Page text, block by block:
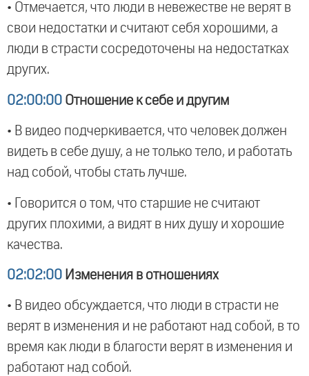
• Отмечается, что люди в невежестве не верят в
свои недостатки и считают себя хорошими, а
люди в страсти сосредоточены на недостатках
других.
02:00:00 Отношение к себе и другим
• В видео подчеркивается, что человек должен
видеть в себе душу, а не только тело, и работать
над собой, чтобы стать лучше.
• Говорится о том, что старшие не считают
других плохими, а видят в них душу и хорошие
качества.
02:02:00 Изменения в отношениях
• В видео обсуждается, что люди в страсти не
верят в изменения и не работают над собой, в то
время как люди в благости верят в изменения и
работают над собой.